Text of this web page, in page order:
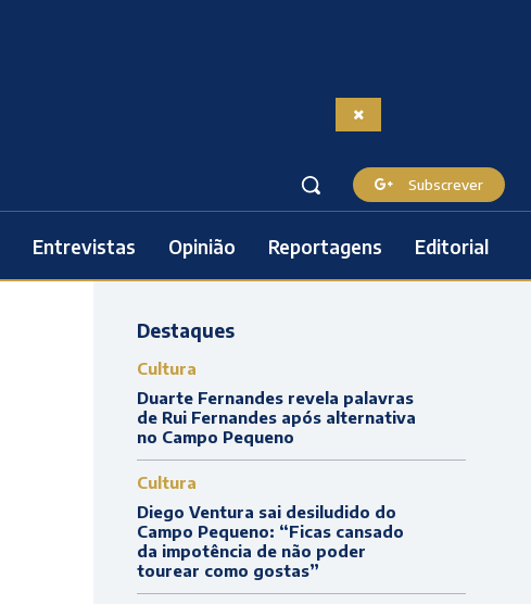
Subscrever
Entrevistas Opinião Reportagens Editorial
Destaques
Cultura
Duarte Fernandes revela palavras
de Rui Fernandes após alternativa
no Campo Pequeno
Cultura
Diego Ventura sai desiludido do
Campo Pequeno: “Ficas cansado
da impotência de não poder
tourear como gostas”